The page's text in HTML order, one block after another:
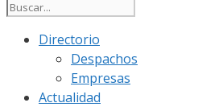
Directorio
Despachos
Empresas
Actualidad